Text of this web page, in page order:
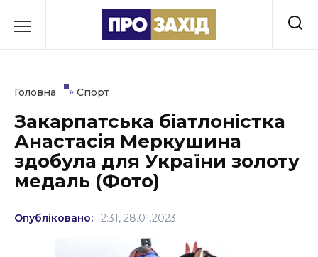
до
Культура
Освіта
Головна » Спорт
Закарпатська біатлоністка
Анастасія Меркушина
здобула для України золоту
медаль (Фото)
Опубліковано: 12:31, 28.01.2023